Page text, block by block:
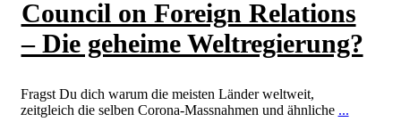
Council on Foreign Relations
– Die geheime Weltregierung?
Fragst Du dich warum die meisten Länder weltweit,
zeitgleich die selben Corona-Massnahmen und ähnliche ...